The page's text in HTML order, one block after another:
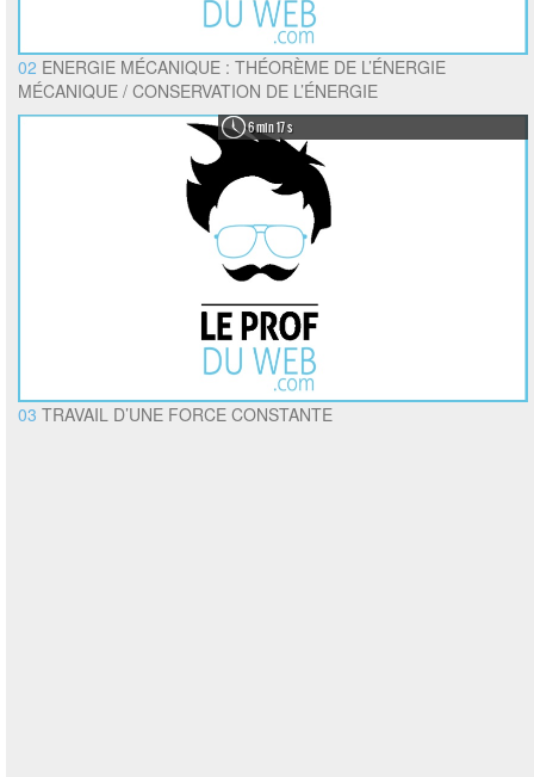
02 ENERGIE MÉCANIQUE : THÉORÈME DE L’ÉNERGIE
MÉCANIQUE / CONSERVATION DE L’ÉNERGIE
6 min 17 s
03 TRAVAIL D’UNE FORCE CONSTANTE